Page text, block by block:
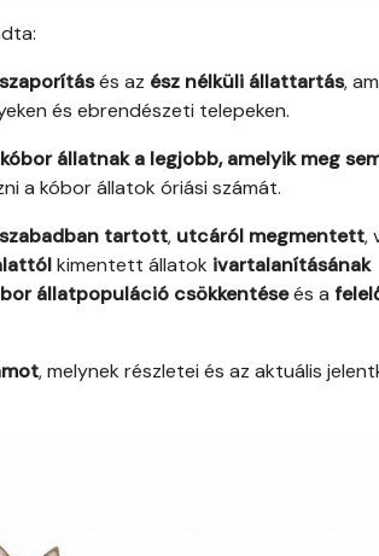
és az ész nélküli állattartás,
és ebrendészeti telepeken.
állatnak a legjobb, amelyik meg
a kóbor állatok óriási számát.
szabadban tartott, utcáról megmentett,
kimentett állatok ivartalanításának
állatpopuláció csökkentéseés a
, melynek részletei és az aktuális